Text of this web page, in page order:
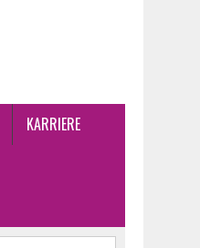
KARRIERE